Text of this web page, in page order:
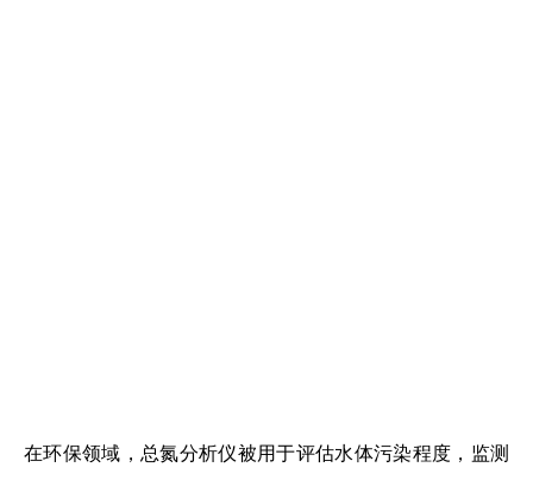
在环保领域，总氮分析仪被用于评估水体污染程度，监测